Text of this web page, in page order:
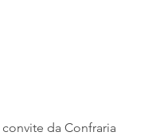
da Confraria